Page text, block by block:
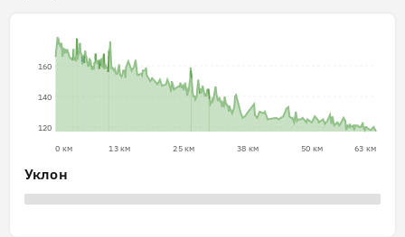
120
140
160
0 км 13 км 25 км 38 км 50 км 63 км
Уклон